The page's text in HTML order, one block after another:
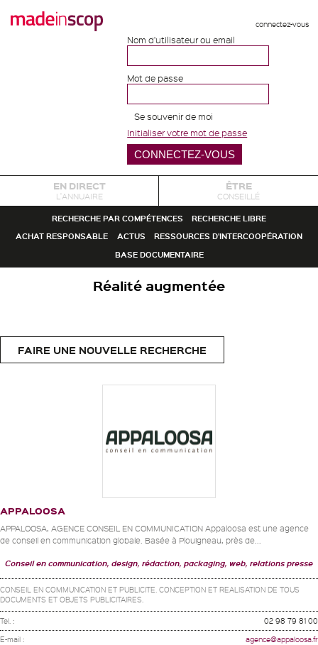
connectez-vous
Nom d'utilisateur ou email
Mot de passe
Se souvenir de moi
Initialiser votre mot de passe
EN DIRECT
L'ANNUAIRE
ÊTRE
CONSEILLÉ
RECHERCHE PAR COMPÉTENCES
RECHERCHE LIBRE
ACHAT RESPONSABLE
ACTUS
RESSOURCES D'INTERCOOPÉRATION
BASE DOCUMENTAIRE
Réalité augmentée
FAIRE UNE NOUVELLE RECHERCHE
APPALOOSA
APPALOOSA, AGENCE CONSEIL EN COMMUNICATION Appaloosa est une agence
de conseil en communication globale. Basée à Plouigneau, près de...
Conseil en communication, design, rédaction, packaging, web, relations presse
CONSEIL EN COMMUNICATION ET PUBLICITE. CONCEPTION ET REALISATION DE TOUS
DOCUMENTS ET OBJETS PUBLICITAIRES.
Tel. : 02 98 79 81 00
E-mail : agence@appaloosa.fr